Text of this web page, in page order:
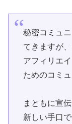
秘密コミュ
てきますが
アフィリエ
ためのコミ
まともに宣
新しい手口